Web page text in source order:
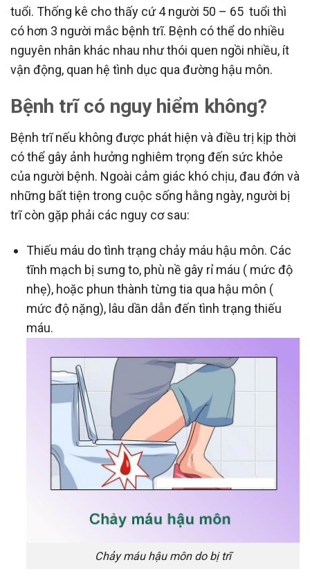
tuổi. Thống kê cho thấy cứ 4 người 50 – 65 tuổi thì
có hơn 3 người mắc bệnh trĩ. Bệnh có thể do nhiều
nguyên nhân khác nhau như thói quen ngồi nhiều, ít
vận động, quan hệ tình dục qua đường hậu môn.
Bệnh trĩ có nguy hiểm không?
Bệnh trĩ nếu không được phát hiện và điều trị kịp thời
có thể gây ảnh hưởng nghiêm trọng đến sức khỏe
của người bệnh. Ngoài cảm giác khó chịu, đau đớn và
những bất tiện trong cuộc sống hằng ngày, người bị
trĩ còn gặp phải các nguy cơ sau:
Thiếu máu do tình trạng chảy máu hậu môn. Các
tĩnh mạch bị sưng to, phù nề gây rỉ máu ( mức độ
nhẹ), hoặc phun thành từng tia qua hậu môn (
mức độ nặng), lâu dần dẫn đến tình trạng thiếu
máu.
Chảy máu hậu môn do bị trĩ